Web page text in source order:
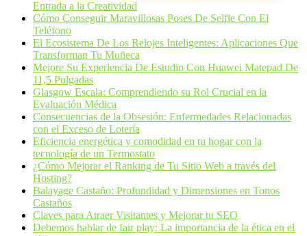
Entrada a la Creatividad
Cómo Conseguir Maravillosas Poses De Selfie Con El
Teléfono
El Ecosistema De Los Relojes Inteligentes: Aplicaciones Que
Transforman Tu Muñeca
Mejore Su Experiencia De Estudio Con Huawei Matepad De
11,5 Pulgadas
Glasgow Escala: Comprendiendo su Rol Crucial en la
Evaluación Médica
Consecuencias de la Obsesión: Enfermedades Relacionadas
con el Exceso de Lotería
Eficiencia energética y comodidad en tu hogar con la
tecnología de un Termostato
¿Cómo Mejorar el Ranking de Tu Sitio Web a través del
Hosting?
Balayage Castaño: Profundidad y Dimensiones en Tonos
Castaños
Claves para Atraer Visitantes y Mejorar tu SEO
Debemos hablar de fair play: La importancia de la ética en el